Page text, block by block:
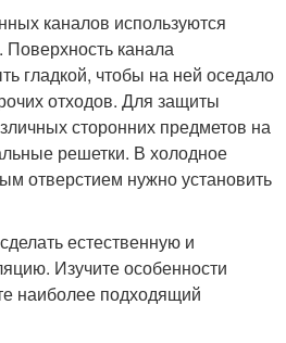
каналов используются
Поверхность канала
гладкой, чтобы на ней оседало
отходов. Для защиты
сторонних предметов на
решетки. В холодное
отверстием нужно установить
естественную и
Изучите особенности
наиболее подходящий